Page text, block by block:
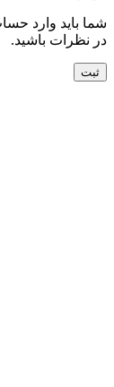
شما باید وارد
در نظرات باشید.